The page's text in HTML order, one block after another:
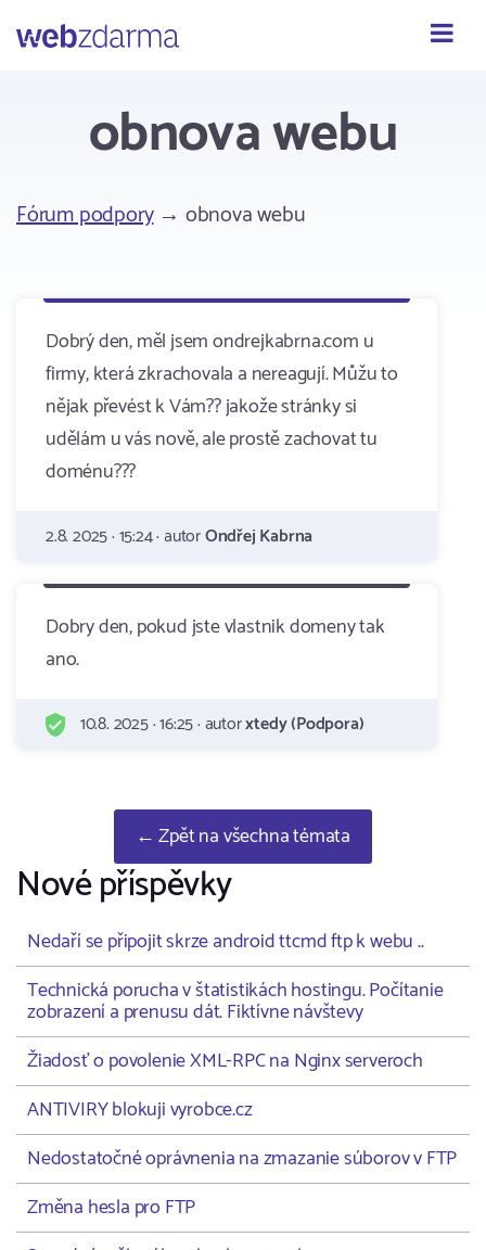
Webzdarma
obnova webu
Fórum podpory→ obnova webu
Dobrý den, měl jsem ondrejkabrna.com u
firmy, která zkrachovala a nereagují. Můžu to
nějak převést k Vám?? jakože stránky si
udělám u vás nově, ale prostě zachovat tu
doménu???
2.8. 2025 · 15:24 · autorOndřej Kabrna
Dobry den, pokud jste vlastnik domeny tak
ano.
10.8. 2025 · 16:25 · autorxtedy (Podpora)
← Zpět na všechna témata
Nové příspěvky
Nedaří se připojit skrze android ttcmd ftp k webu ..
Technická porucha v štatistikách hostingu. Počítanie
zobrazení a prenusu dát. Fiktívne návštevy
Žiadosť o povolenie XML-RPC na Nginx serveroch
ANTIVIRY blokuji vyrobce.cz
Nedostatočné oprávnenia na zmazanie súborov v FTP
Změna hesla pro FTP